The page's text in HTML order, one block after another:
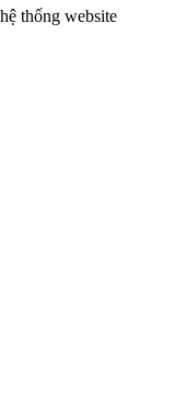
thống website